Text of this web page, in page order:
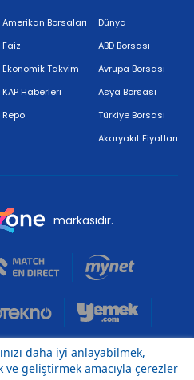
Amerikan Borsaları
Faiz
Ekonomik Takvim
KAP Haberleri
Repo
Dünya
ABD Borsası
Avrupa Borsası
Asya Borsası
Türkiye Borsası
Akaryakıt Fiyatları
markasıdır.